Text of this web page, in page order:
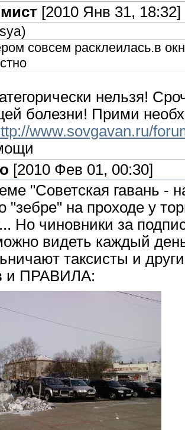
[2010 Янв 31, 18:32]
)
совсем расклеилась.в
нельзя!
болезни! Прими
www.sovgavan.ru/
[2010 Фев 01, 00:30]
"Советская гавань -
"зебре" на проходе у
Но чиновники за
видеть каждый
таксисты и
и ПРАВИЛА: